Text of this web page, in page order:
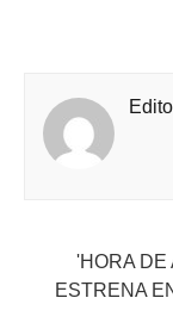
'HORA DE
ESTRENA